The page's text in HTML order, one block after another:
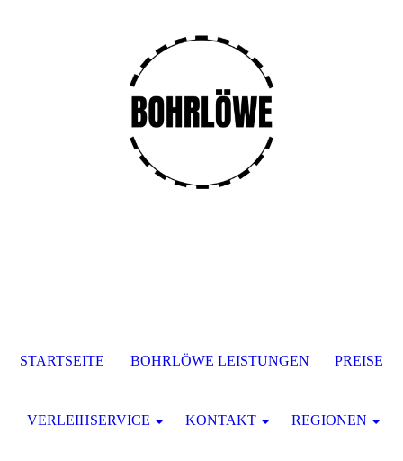
STARTSEITE BOHRLÖWE LEISTUNGEN PREISE
VERLEIHSERVICE KONTAKT REGIONEN